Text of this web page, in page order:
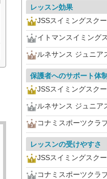
レッスン効果
JSSスイミングスク
イトマンスイミング
ルネサンス ジュニア
保護者へのサポート体制
JSSスイミングスク
ルネサンス ジュニア
コナミスポーツクラ
レッスンの受けやすさ
JSSスイミングスク
コナミスポーツクラ